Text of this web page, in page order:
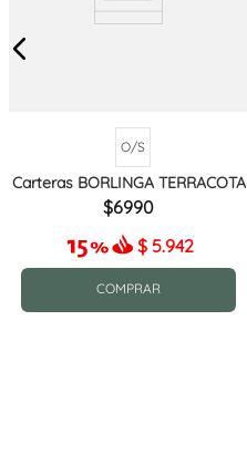
O/S
Carteras BORLINGA TERRACOTA
6990
$ 5.942
COMPRAR